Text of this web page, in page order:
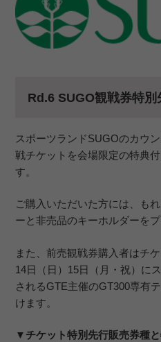
Rd.6 SUGO観戦券特
スポーツランドSUGOのカウ
戦チケットを会場限定の特典
す。
ご購入いただいた方には、も
ーと非売品のキーホルダーを
また、前売観戦券購入者はチ
14日（日）15日（月・祝）に
されるGTE主催のGT300専有
けます。
▼チケット特別先行販売券種